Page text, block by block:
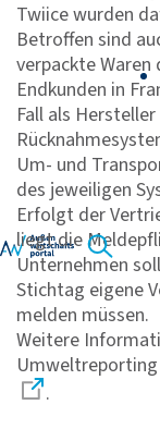
Twiice wurden
Betroffen sind
verpackte
Endkunden in
Fall als
Um- und
des jeweiligen
Erfolgt der
liegt die
Unternehmen
Stichtag eigene
melden müssen.
Weitere
.